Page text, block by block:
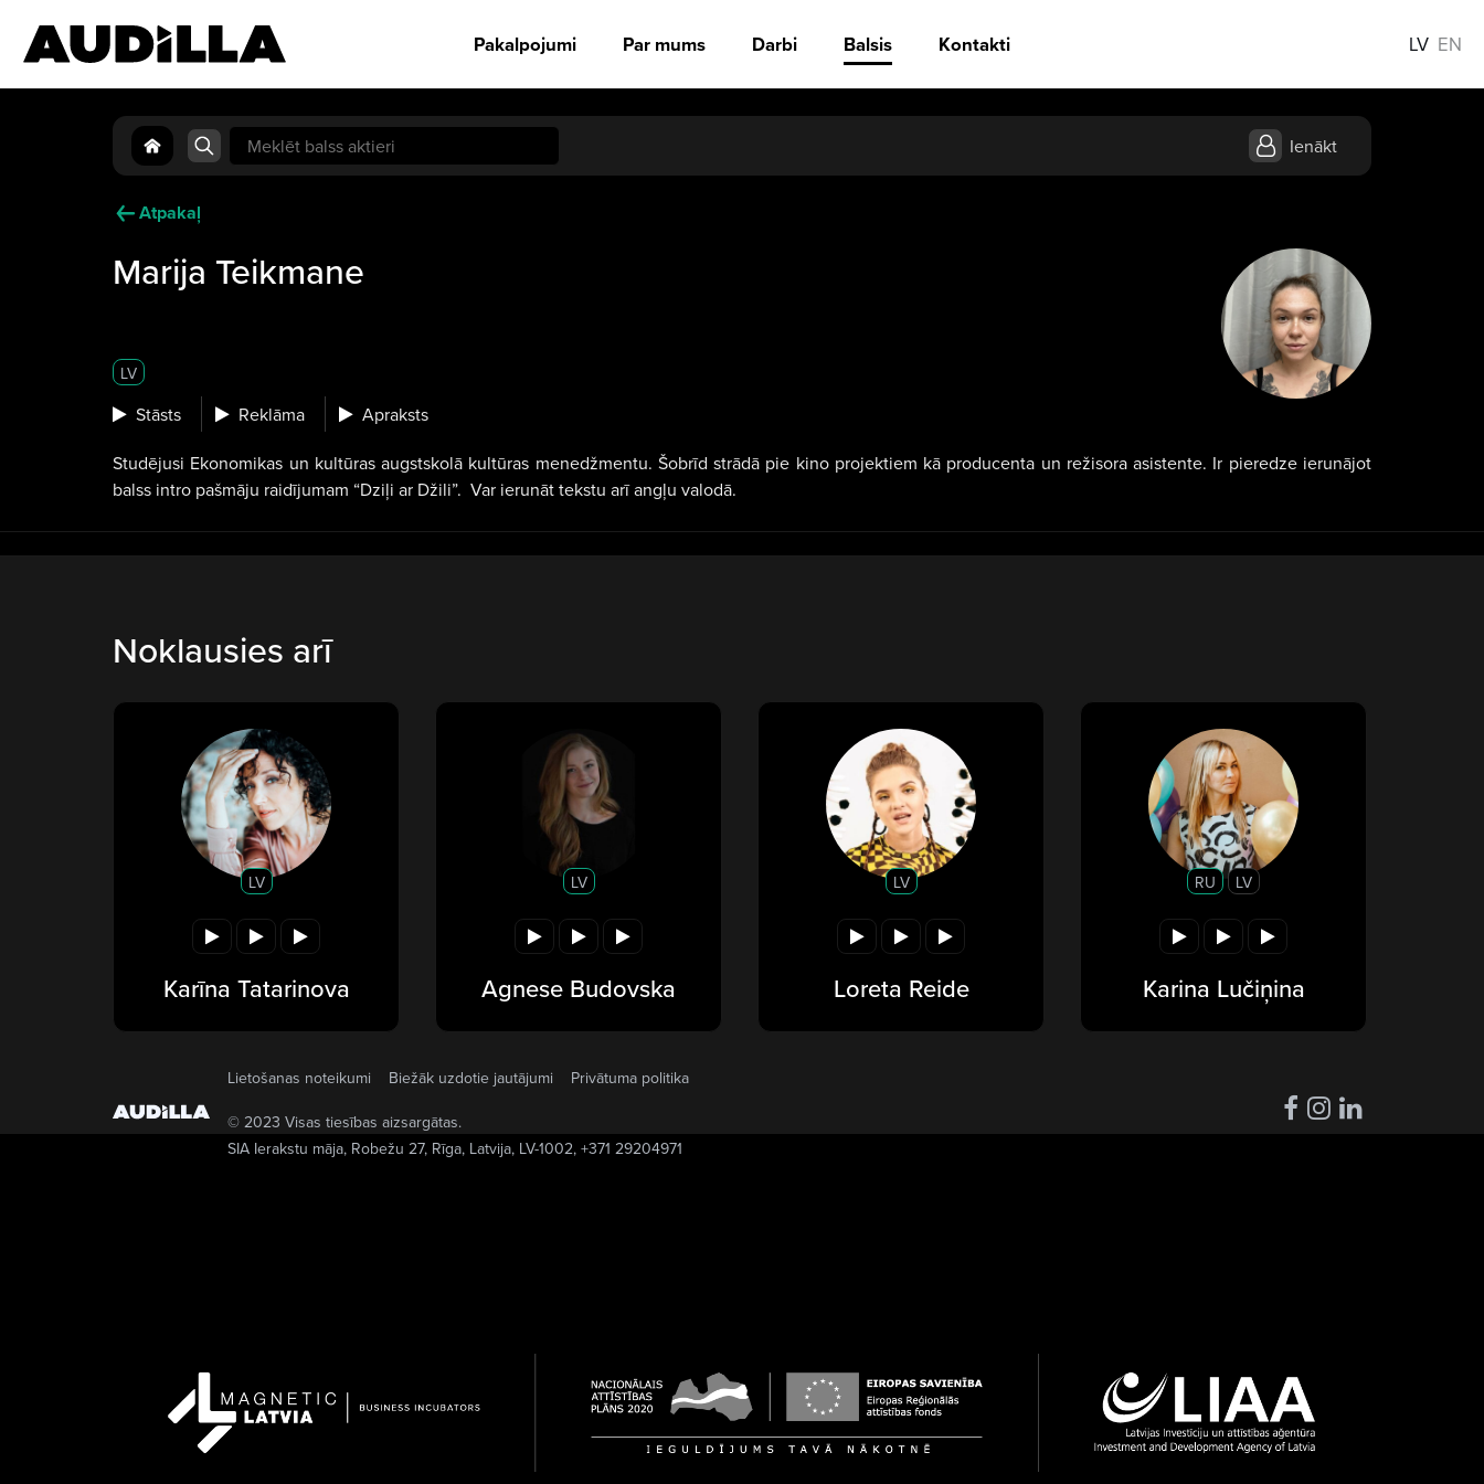
Pakalpojumi Par mums Darbi Balsis Kontakti LV EN
Search
for:
Ienākt
Atpakaļ
Marija Teikmane
LV
Stāsts Reklāma Apraksts
Studējusi Ekonomikas un kultūras augstskolā kultūras menedžmentu. Šobrīd strādā pie kino projektiem kā producenta un režisora asistente. Ir pieredze ierunājot
balss intro pašmāju raidījumam “Dziļi ar Džili”. Var ierunāt tekstu arī angļu valodā.
Noklausies arī
LV
Karīna Tatarinova
LV
Agnese Budovska
LV
Loreta Reide
RU LV
Karina Lučiņina
Lietošanas noteikumi Biežāk uzdotie jautājumi
Privātuma politika
© 2023 Visas tiesības aizsargātas.
SIA Ierakstu māja, Robežu 27, Rīga, Latvija, LV-1002, +371 29204971